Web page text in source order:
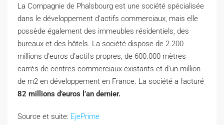
La Compagnie de Phalsbourg est une société spécialisée
dans le développement d’actifs commerciaux, mais elle
possède également des immeubles résidentiels, des
bureaux et des hôtels. La société dispose de 2.200
millions d’euros d’actifs propres, de 600.000 mètres
carrés de centres commerciaux existants et d’un million
de m2 en développement en France. La société a facturé
82 millions d’euros l’an dernier.
Source et suite: EjePrime